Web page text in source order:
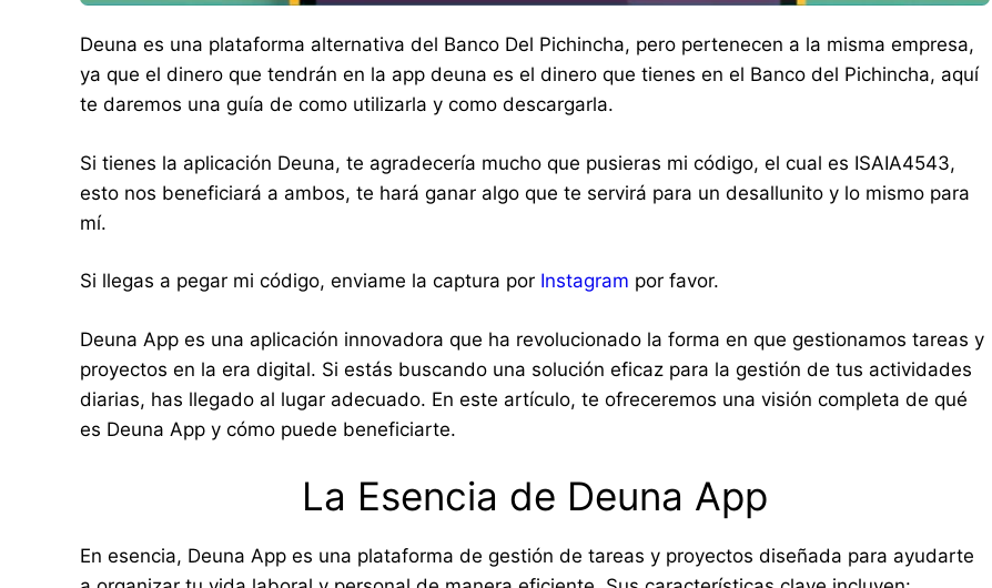
Deuna es una plataforma alternativa del Banco Del Pichincha, pero pertenecen a la misma empresa,
ya que el dinero que tendrán en la app deuna es el dinero que tienes en el Banco del Pichincha, aquí
te daremos una guía de como utilizarla y como descargarla.
Si tienes la aplicación Deuna, te agradecería mucho que pusieras mi código, el cual es ISAIA4543,
esto nos beneficiará a ambos, te hará ganar algo que te servirá para un desallunito y lo mismo para
mí.
Si llegas a pegar mi código, enviame la captura por Instagram por favor.
Deuna App es una aplicación innovadora que ha revolucionado la forma en que gestionamos tareas y
proyectos en la era digital. Si estás buscando una solución eficaz para la gestión de tus actividades
diarias, has llegado al lugar adecuado. En este artículo, te ofreceremos una visión completa de qué
es Deuna App y cómo puede beneficiarte.
La Esencia de Deuna App
En esencia, Deuna App es una plataforma de gestión de tareas y proyectos diseñada para ayudarte